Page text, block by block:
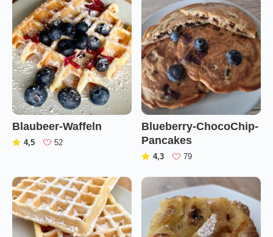
Blaubeer-Waffeln
4,5 (
52
Blueberry-ChocoChip-
Pancakes
4,3 (
79